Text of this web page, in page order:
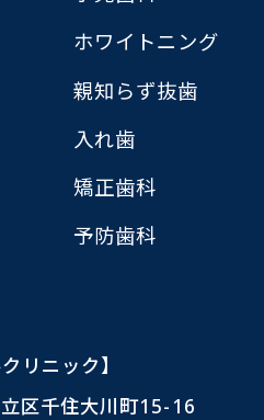
ホワイトニング
親知らず抜歯
入れ歯
矯正歯科
予防歯科
リニック】
区千住大川町15-16